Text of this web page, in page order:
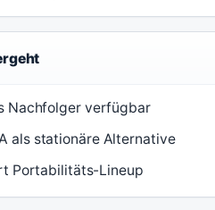
Nachfolger verfügbar
als stationäre Alternative
Portabilitäts-Lineup